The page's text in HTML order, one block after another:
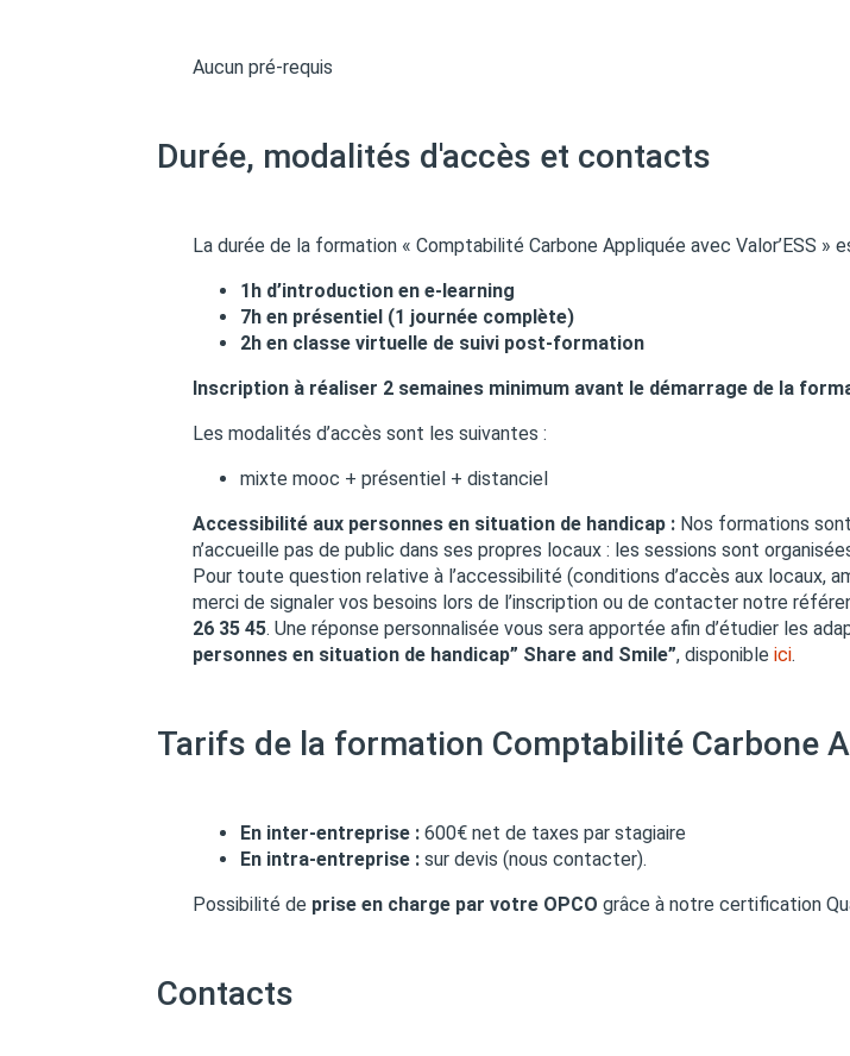
Aucun pré-requis
Durée, modalités d'accès et contacts
La durée de la formation « Comptabilité Carbone Appliquée avec Valor’ESS »
1h d’introduction en e-learning
7h en présentiel (1 journée complète)
2h en classe virtuelle de suivi post-formation
Inscription à réaliser 2 semaines minimum avant le démarrage de la
Les modalités d’accès sont les suivantes :
mixte mooc + présentiel + distanciel
Accessibilité aux personnes en situation de handicap : Nos formations
n’accueille pas de public dans ses propres locaux : les sessions sont
Pour toute question relative à l’accessibilité (conditions d’accès aux locaux,
merci de signaler vos besoins lors de l’inscription ou de contacter notre
26 35 45. Une réponse personnalisée vous sera apportée afin d’étudier les
personnes en situation de handicap” Share and Smile”, disponible ici.
Tarifs de la formation Comptabilité Carbone
En inter-entreprise : 600€ net de taxes par stagiaire
En intra-entreprise : sur devis (nous contacter).
Possibilité de prise en charge par votre OPCO grâce à notre certification
Contacts